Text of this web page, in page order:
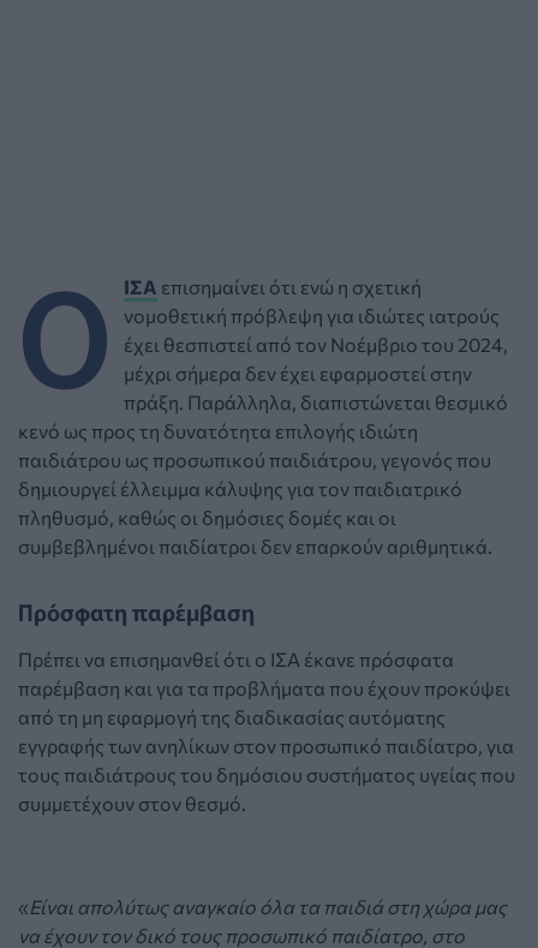
Ο ΙΣΑ επισημαίνει ότι ενώ η σχετική
νομοθετική πρόβλεψη για ιδιώτες ιατρούς
έχει θεσπιστεί από τον Νοέμβριο του 2024,
μέχρι σήμερα δεν έχει εφαρμοστεί στην
πράξη. Παράλληλα, διαπιστώνεται θεσμικό
κενό ως προς τη δυνατότητα επιλογής ιδιώτη
παιδιάτρου ως προσωπικού παιδιάτρου, γεγονός που
δημιουργεί έλλειμμα κάλυψης για τον παιδιατρικό
πληθυσμό, καθώς οι δημόσιες δομές και οι
συμβεβλημένοι παιδίατροι δεν επαρκούν αριθμητικά.
Πρόσφατη παρέμβαση
Πρέπει να επισημανθεί ότι ο ΙΣΑ έκανε πρόσφατα
παρέμβαση και για τα προβλήματα που έχουν προκύψει
από τη μη εφαρμογή της διαδικασίας αυτόματης
εγγραφής των ανηλίκων στον προσωπικό παιδίατρο, για
τους παιδιάτρους του δημόσιου συστήματος υγείας που
συμμετέχουν στον θεσμό.
«Είναι απολύτως αναγκαίο όλα τα παιδιά στη χώρα μας
να έχουν τον δικό τους προσωπικό παιδίατρο, στο